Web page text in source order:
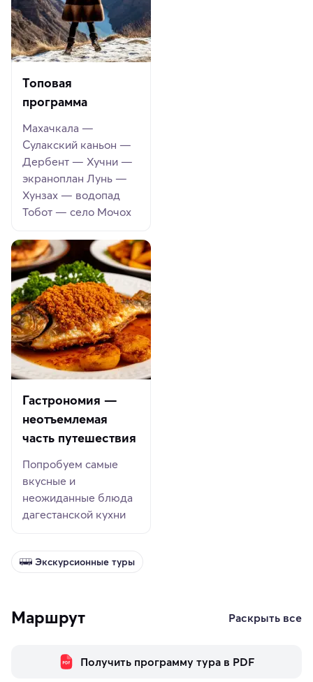
Топовая
программа
Махачкала —
Сулакский каньон —
Дербент — Хучни —
экраноплан Лунь —
Хунзах — водопад
Тобот — село Мочох
Гастрономия —
неотъемлемая
часть путешествия
Попробуем самые
вкусные и
неожиданные блюда
дагестанской кухни
Экскурсионные туры
Маршрут Раскрыть все
Получить программу тура в PDF